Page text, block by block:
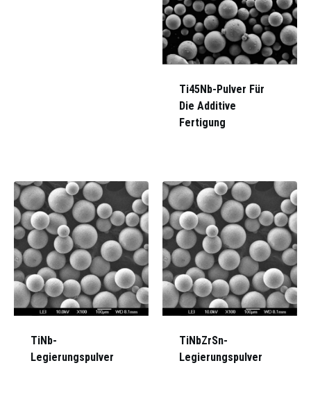
Ti45Nb-Pulver Für
Die Additive
Fertigung
TiNb-
Legierungspulver
TiNbZrSn-
Legierungspulver